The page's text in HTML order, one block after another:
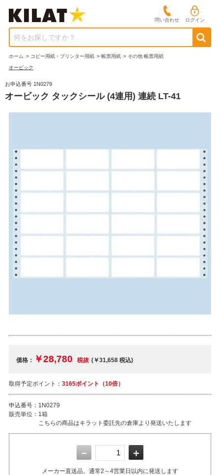
問い合わせ ログイン
何をお探しですか？
ホーム > コピー用紙・プリンター用紙 > 帳票用紙 > その他 帳票用紙
オービック
お申込番号 1N0279
オービック タックシール (4連用) 連続 LT-41
価格： ￥28,780 税抜 (￥31,658税込)
取得予定ポイント： 3165ポイント（10倍）
申込番号： 1N0279
販売単位： 1箱
こちらの商品はキラット委託先の倉庫より発送いたします
－ ＋
メーカー直送品。通常2～4営業日以内に発送します